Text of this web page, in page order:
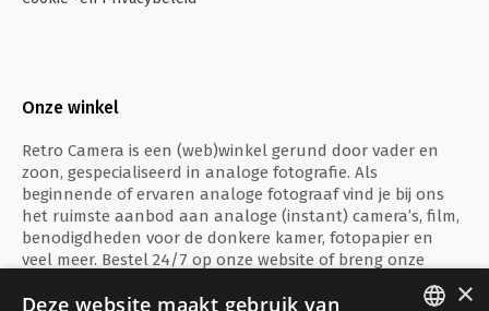
Onze winkel
Retro Camera is een (web)winkel gerund door vader en
zoon, gespecialiseerd in analoge fotografie. Als
beginnende of ervaren analoge fotograaf vind je bij ons
het ruimste aanbod aan analoge (instant) camera’s, film,
benodigdheden voor de donkere kamer, fotopapier en
veel meer. Bestel 24/7 op onze website of breng onze
×
Deze website maakt gebruik van